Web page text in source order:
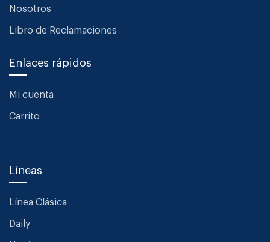
Nosotros
Libro de Reclamaciones
Enlaces rápidos
Mi cuenta
Carrito
Líneas
Línea Clásica
Daily